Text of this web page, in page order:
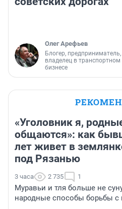
Олег Арефьев
Блогер, предприниматель,
владелец в транспортном
бизнесе
«Уголовник я,
общаются»: как
лет живет в
под Рязанью
3 часа 2 735 1
Муравьи и тля больше не
народные способы борьбы с